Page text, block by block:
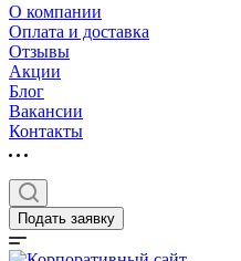
О компании
Оплата и доставка
Отзывы
Акции
Блог
Вакансии
Контакты
Подать заявку